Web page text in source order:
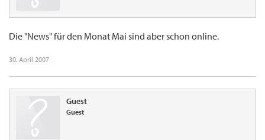
Die "News" für den Monat Mai sind aber schon online.
30. April 2007
Guest
Guest